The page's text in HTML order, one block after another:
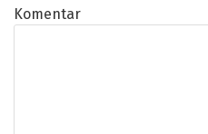
Komentar